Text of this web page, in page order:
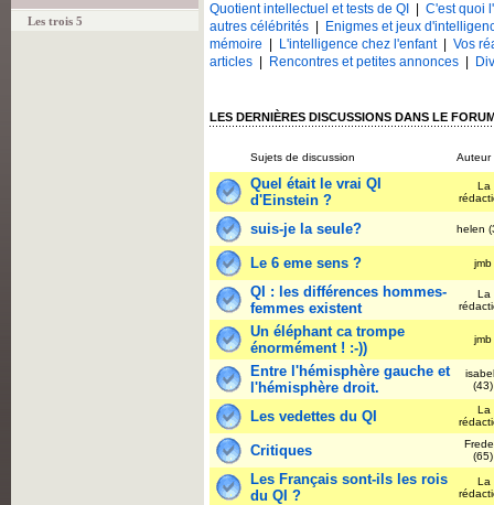
Les trois 5
Quotient intellectuel et tests de QI
C'est quoi
autres célébrités
Enigmes et jeux
mémoire
L'intelligence chez l'enfant| Vos
articles
Rencontres et petites annonces
LES DERNIÈRES DISCUSSIONS DANS LE
Sujets de discussion Auteur
Quel était le vrai QI
d'Einstein ?
La
suis-je la seule? helen
Le 6 eme sens ? jmb
QI : les différences hommes-
femmes existent
La
Un éléphant ca trompe
énormément ! :-))
jmb
Entre l'hémisphère gauche et
l'hémisphère droit.
Les vedettes du QI
La
Critiques
Les Français sont-ils les rois
du QI ?
La